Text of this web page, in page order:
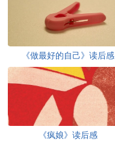
《做最好的自己》读后感
《疯娘》读后感